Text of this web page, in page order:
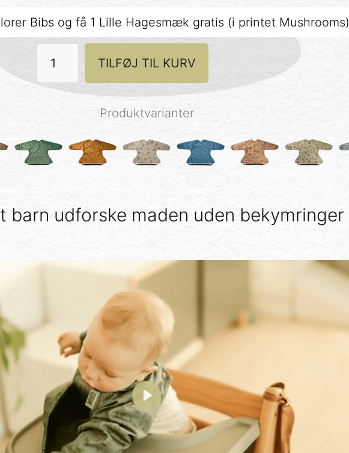
Bibs og få 1 Lille Hagesmæk gratis (i printet Mushrooms)
-
Ginkgo
TILFØJ TIL KURV
Produktvarianter
barn udforske maden uden bekymringer